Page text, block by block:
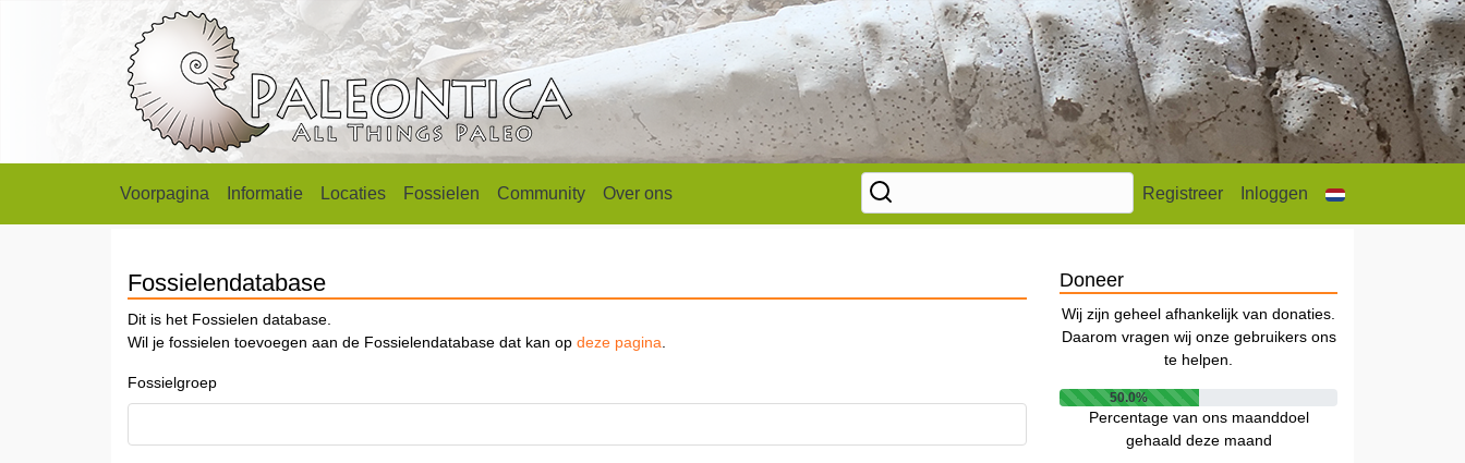
Voorpagina Informatie Locaties Fossielen Community Over ons Registreer Inloggen
Fossielendatabase
Dit is het Fossielen database.
Wil je fossielen toevoegen aan de Fossielendatabase dat kan op deze pagina
Fossielgroep
Doneer
Wij zijn geheel afhankelijk van donaties.
Daarom vragen wij onze gebruikers ons
te helpen.
50.0%
Percentage van ons maanddoel
gehaald deze maand